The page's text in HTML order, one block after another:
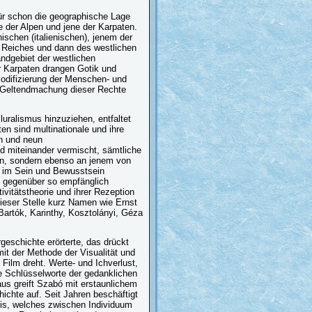
schon die geographische Lage
Alpen und jene der Karpaten.
(italienischen), jenem der
und dann des westlichen
der westlichen
drangen Gotik und
der Menschen- und
dieser Rechte
hinzuziehen, entfaltet
sind multinationale und ihre
und neun
miteinander vermischt, sämtliche
sondern ebenso an jenem von
Sein und Bewusstsein
so empfänglich
und ihrer Rezeption
Stelle kurz Namen wie Ernst
Karinthy, Kosztolányi, Géza
erörterte, das drückt
der Methode der Visualität und
dreht. Werte- und Ichverlust,
der gedanklichen
greift Szabó mit erstaunlichem
auf. Seit Jahren beschäftigt
welches zwischen Individuum